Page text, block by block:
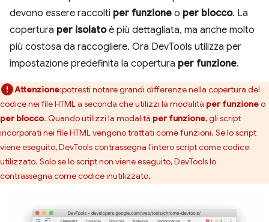
devono essere raccolti per funzione o per blocco. La
copertura per isolatoè più dettagliata, ma anche molto
più costosa da raccogliere. Ora DevTools utilizza per
impostazione predefinita la copertura per funzione.
Attenzione:potresti notare grandi differenze nella copertura del
codice nei file HTML a seconda che utilizzi la modalità per funzioneo
per blocco. Quando utilizzi la modalità per funzione, gli script
incorporati nei file HTML vengono trattati come funzioni. Se lo script
viene eseguito, DevTools contrassegna l'intero script come codice
utilizzato. Solo se lo script non viene eseguito, DevTools lo
contrassegna come codice inutilizzato.